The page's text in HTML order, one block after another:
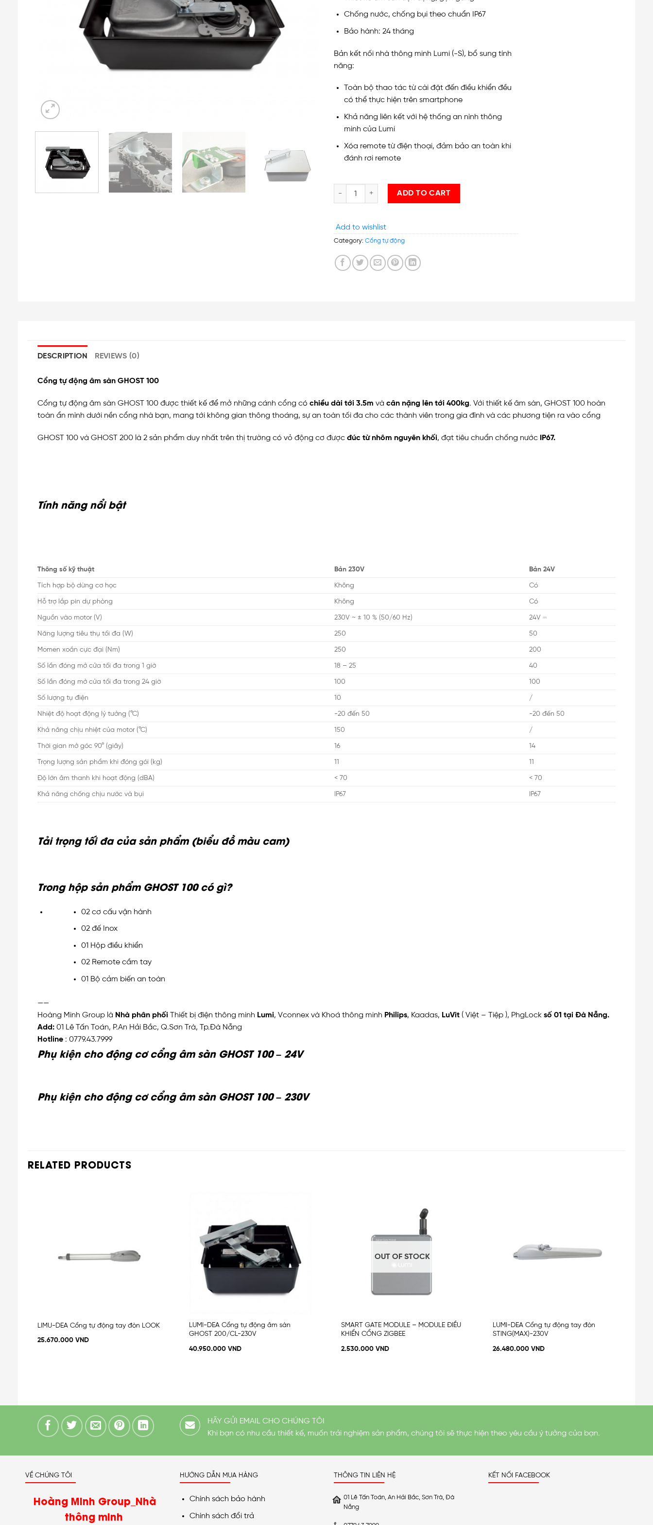
Chống nước, chống bụi theo chuẩn IP67
Bảo hành: 24 tháng
Bản kết nối nhà thông minh Lumi (-S), bổ sung tính
năng:
Toàn bộ thao tác từ cài đặt đến điều khiển đều
có thể thực hiện trên smartphone
Khả năng liên kết với hệ thống an nình thông
minh của Lumi
Xóa remote từ điện thoại, đảm bảo an toàn khi
đánh rơi remote
LUMI-DEA Cổng tự động âm sàn GHOST 100/CL-230V quantity
ADD TO CART
Add to wishlist
Category: Cổng tự động
DESCRIPTION REVIEWS (0)
Cổng tự động âm sàn GHOST 100
Cổng tự động âm sàn GHOST 100 được thiết kế để mở những cánh cổng có chiều dài tới 3.5m và cân nặng lên tới 400kg. Với thiết kế âm sàn, GHOST 100 hoàn
toàn ẩn mình dưới nền cổng nhà bạn, mang tới không gian thông thoáng, sự an toàn tối đa cho các thành viên trong gia đình và các phương tiện ra vào cổng
GHOST 100 và GHOST 200 là 2 sản phẩm duy nhất trên thị trường có vỏ động cơ được đúc từ nhôm nguyên khối, đạt tiêu chuẩn chống nước IP67.
Tính năng nổi bật
Thông số kỹ thuật Bản 230V Bản 24V
Tích hợp bộ dừng cơ học Không Có
Hỗ trợ lắp pin dự phòng Không Có
Nguồn vào motor (V) 230V ~ ± 10 % (50/60 Hz) 24V ​⎓
Năng lượng tiêu thụ tối đa (W) 250 50
Momen xoắn cực đại (Nm) 250 200
Số lần đóng mở cửa tối đa trong 1 giờ 18 – 25 40
Số lần đóng mở cửa tối đa trong 24 giờ 100 100
Số lượng tụ điện 10 /
Nhiệt độ hoạt động lý tưởng (°C) -20 đến 50 -20 đến 50
Khả năng chịu nhiệt của motor (°C) 150 /
Thời gian mở góc 90° (giây) 16 14
Trọng lượng sản phẩm khi đóng gói (kg) 11 11
Độ lớn âm thanh khi hoạt động (dBA) < 70 < 70
Khả năng chống chịu nước và bụi IP67 IP67
Tải trọng tối đa của sản phẩm (biểu đồ màu cam)
Trong hộp sản phẩm GHOST 100 có gì?
02 cơ cấu vận hành
02 đế Inox
01 Hộp điều khiển
02 Remote cầm tay
01 Bộ cảm biến an toàn
——
Hoàng Minh Group là Nhà phân phối Thiết bị điện thông minh Lumi, Vconnex và Khoá thông minh Philips, Kaadas, LuVit ( Việt – Tiệp ), PhgLock số 01 tại Đà Nẵng.
Add: 01 Lê Tấn Toán, P.An Hải Bắc, Q.Sơn Trà, Tp.Đà Nẵng
Hotline : 0779.43.7999
Phụ kiện cho động cơ cổng âm sàn GHOST 100 – 24V
Phụ kiện cho động cơ cổng âm sàn GHOST 100 – 230V
RELATED PRODUCTS
LIMU-DEA Cổng tự động tay đòn LOOK
25.670.000 VND
wishlist
LUMI-DEA Cổng tự động âm sàn
GHOST 200/CL-230V
40.950.000VND
OUT OF STOCK
SMART GATE MODULE – MODULE ĐIỀU
KHIỂN CỔNG ZIGBEE
2.530.000 VND
LUMI-DEA Cổng tự động tay đòn
STING(MAX)-230V
26.480.000VND
HÃY GỬI EMAIL CHO CHÚNG TÔI
Khi bạn có nhu cầu thiết kế, muốn trải nghiệm sản phẩm, chúng tôi sẽ thực hiện theo yêu cầu ý tưởng của bạn.
VỀ CHÚNG TÔI
Hoàng Minh Group_Nhà
thông minh
HƯỚNG DẪN MUA HÀNG
Chính sách bảo hành
Chính sách đổi trả
THÔNG TIN LIÊN HỆ
01 Lê Tấn Toán, An Hải Bắc, Sơn Trà, Đà
Nẵng
KẾT NỐI FACEBOOK